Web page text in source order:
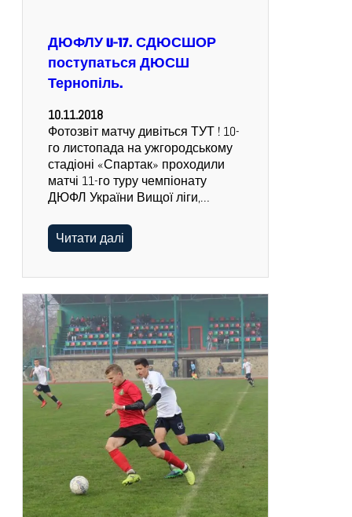
ДЮФЛУ U-17. СДЮСШОР
поступаться ДЮСШ
Тернопіль.
10.11.2018
Фотозвіт матчу дивіться ТУТ ! 10-
го листопада на ужгородському
стадіоні «Спартак» проходили
матчі 11-го туру чемпіонату
ДЮФЛ України Вищої ліги,…
Читати далі